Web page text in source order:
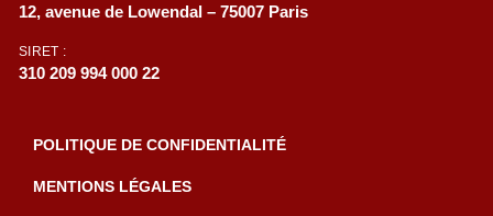
12, avenue de Lowendal – 75007 Paris
SIRET :
310 209 994 000 22
POLITIQUE DE CONFIDENTIALITÉ
MENTIONS LÉGALES